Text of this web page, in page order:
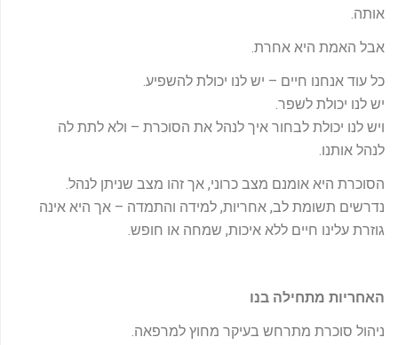
אותה.
אבל האמת היא אחרת.
כל עוד אנחנו חיים – יש לנו יכולת להשפיע.
יש לנו יכולת לשפר.
ויש לנו יכולת לבחור איך לנהל את הסוכרת – ולא לתת לה
לנהל אותנו.
הסוכרת היא אומנם מצב כרוני, אך זהו מצב שניתן לנהל.
נדרשים תשומת לב, אחריות, למידה והתמדה – אך היא אינה
גוזרת עלינו חיים ללא איכות, שמחה או חופש.
האחריות מתחילה בנו
ניהול סוכרת מתרחש בעיקר מחוץ למרפאה.